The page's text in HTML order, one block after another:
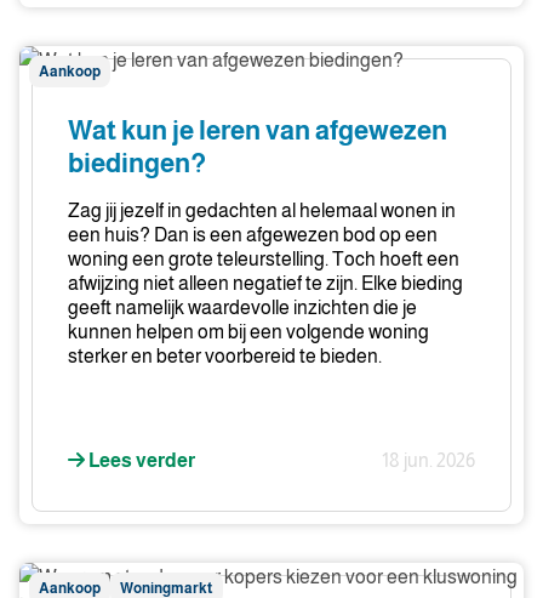
Wat
kun
afgewezen
biedingen?
Aankoop
Wat kun je leren van afgewezen
biedingen?
Zag jij jezelf in gedachten al helemaal wonen in
een huis? Dan is een afgewezen bod op een
woning een grote teleurstelling. Toch hoeft een
afwijzing niet alleen negatief te zijn. Elke bieding
geeft namelijk waardevolle inzichten die je
kunnen helpen om bij een volgende woning
sterker en beter voorbereid te bieden.
Lees verder 18 jun. 2026
Waarom
Aankoop Woningmarkt